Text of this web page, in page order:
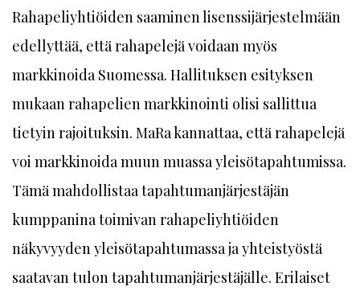
Rahapeliyhtiöiden saaminen lisenssijärjestelmään
edellyttää, että rahapelejä voidaan myös
markkinoida Suomessa. Hallituksen esityksen
mukaan rahapelien markkinointi olisi sallittua
tietyin rajoituksin. MaRa kannattaa, että rahapelejä
voi markkinoida muun muassa yleisötapahtumissa.
Tämä mahdollistaa tapahtumanjärjestäjän
kumppanina toimivan rahapeliyhtiöiden
näkyvyyden yleisötapahtumassa ja yhteistyöstä
saatavan tulon tapahtumanjärjestäjälle. Erilaiset